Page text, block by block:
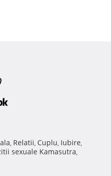
, Relatii, Cuplu, Iubire,
sexuale Kamasutra,